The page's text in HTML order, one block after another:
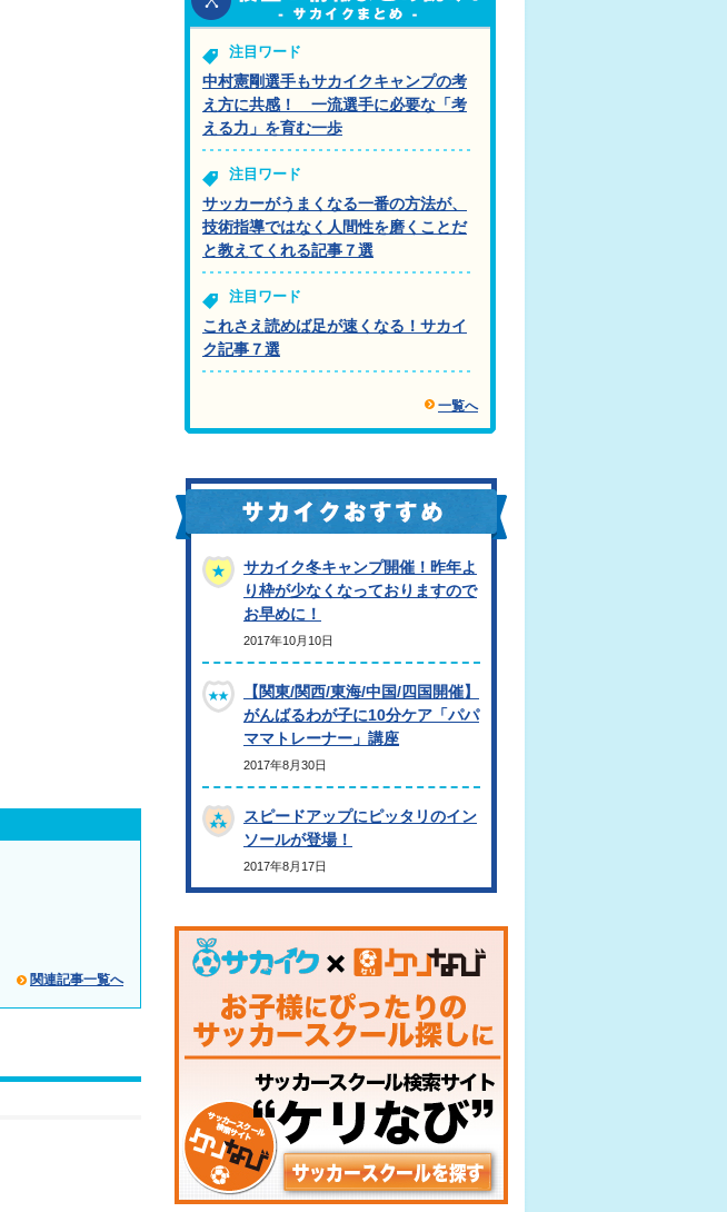
関連記事一覧へ
注目ワード
中村憲剛選手もサカイクキャンプの考
え方に共感！ 一流選手に必要な「考
える力」を育む一歩
注目ワード
サッカーがうまくなる一番の方法が、
技術指導ではなく人間性を磨くことだ
と教えてくれる記事７選
注目ワード
これさえ読めば足が速くなる！サカイ
ク記事７選
一覧へ
サカイク冬キャンプ開催！昨年よ
り枠が少なくなっておりますので
お早めに！
2017年10月10日
【関東/関西/東海/中国/四国開催】
がんばるわが子に10分ケア「パパ
ママトレーナー」講座
2017年8月30日
スピードアップにピッタリのイン
ソールが登場！
2017年8月17日